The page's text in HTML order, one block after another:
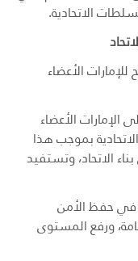
الاتحادية.
الأعضاء
تتولى الإمارات الأعضاء
بموجب هذا
الاتحاد، وتستفيد
كل إمارة في حفظ الأمن
ورفع المستوى